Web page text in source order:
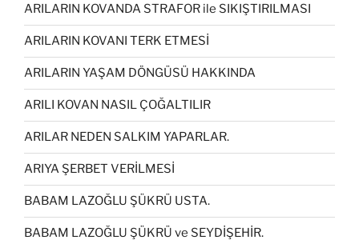
ARILARIN KOVANDA STRAFOR ile SIKIŞTIRILMASI
ARILARIN KOVANI TERK ETMESİ
ARILARIN YAŞAM DÖNGÜSÜ HAKKINDA
ARILI KOVAN NASIL ÇOĞALTILIR
ARILAR NEDEN SALKIM YAPARLAR.
ARIYA ŞERBET VERİLMESİ
BABAM LAZOĞLU ŞÜKRÜ USTA.
BABAM LAZOĞLU ŞÜKRÜ ve SEYDİŞEHİR.